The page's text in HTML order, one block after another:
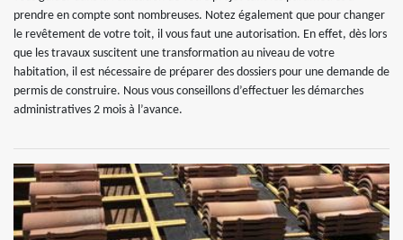
prendre en compte sont nombreuses. Notez également que pour changer
le revêtement de votre toit, il vous faut une autorisation. En effet, dès lors
que les travaux suscitent une transformation au niveau de votre
habitation, il est nécessaire de préparer des dossiers pour une demande de
permis de construire. Nous vous conseillons d’effectuer les démarches
administratives 2 mois à l’avance.